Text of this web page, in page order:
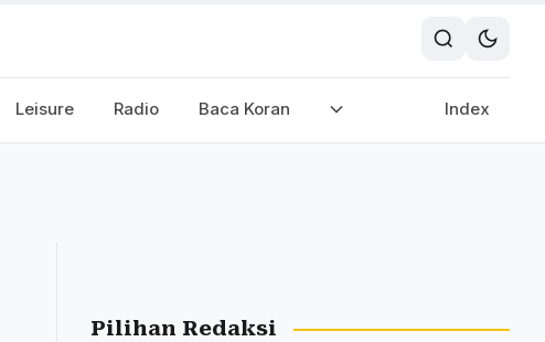
Leisure Radio Baca Koran Index
Pilihan Redaksi